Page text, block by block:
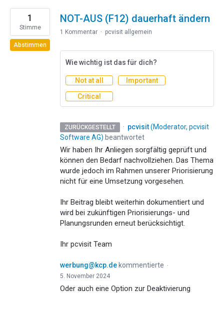
NOT-AUS (F12) dauerhaft ändern
1
Stimme
Abstimmen
1 Kommentar · pcvisit allgemein
Wie wichtig ist das für dich?
Not at all
Important
Critical
ZURÜCKGESTELLT · pcvisit(Moderator, pcvisit
Software AG) beantwortet
Wir haben Ihr Anliegen sorgfältig geprüft und
können den Bedarf nachvollziehen. Das Thema
wurde jedoch im Rahmen unserer Priorisierung
nicht für eine Umsetzung vorgesehen.
Ihr Beitrag bleibt weiterhin dokumentiert und
wird bei zukünftigen Priorisierungs- und
Planungsrunden erneut berücksichtigt.
Ihr pcvisit Team
werbung@kcp.de kommentierte ·
5. November 2024
Oder auch eine Option zur Deaktivierung